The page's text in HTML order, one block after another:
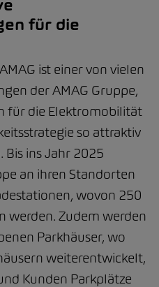
für die
ist einer von vielen
der AMAG Gruppe,
für die Elektromobilität
so attraktiv
ins Jahr 2025
an ihren Standorten
wovon 250
werden. Zudem werden
Parkhäuser, wo
weiterentwickelt,
Kunden Parkplätze